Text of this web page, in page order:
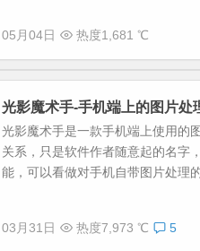
05月04日 热度1,681 ℃
光影魔术手-手机端上的图片处
光影魔术手是一款手机端上使用的
关系，只是软件作者随意起的名字
能，可以看做对手机自带图片处理
03月31日 热度7,973 ℃ 5